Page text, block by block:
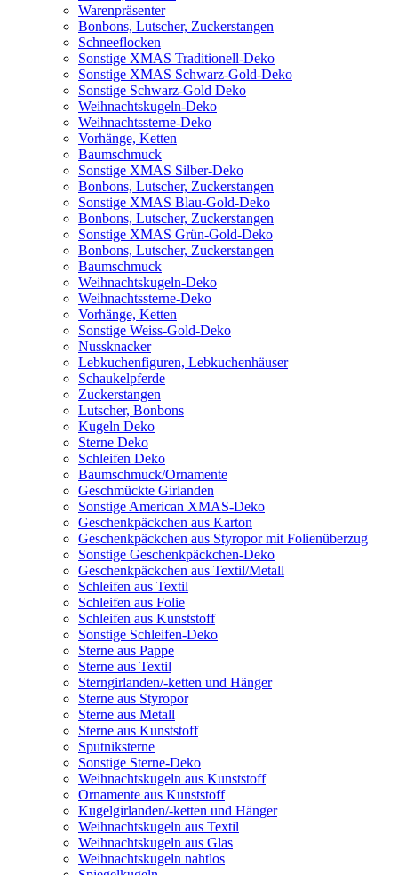
Warenpräsenter
Bonbons, Lutscher, Zuckerstangen
Schneeflocken
Sonstige XMAS Traditionell-Deko
Sonstige XMAS Schwarz-Gold-Deko
Sonstige Schwarz-Gold Deko
Weihnachtskugeln-Deko
Weihnachtssterne-Deko
Vorhänge, Ketten
Baumschmuck
Sonstige XMAS Silber-Deko
Bonbons, Lutscher, Zuckerstangen
Sonstige XMAS Blau-Gold-Deko
Bonbons, Lutscher, Zuckerstangen
Sonstige XMAS Grün-Gold-Deko
Bonbons, Lutscher, Zuckerstangen
Baumschmuck
Weihnachtskugeln-Deko
Weihnachtssterne-Deko
Vorhänge, Ketten
Sonstige Weiss-Gold-Deko
Nussknacker
Lebkuchenfiguren, Lebkuchenhäuser
Schaukelpferde
Zuckerstangen
Lutscher, Bonbons
Kugeln Deko
Sterne Deko
Schleifen Deko
Baumschmuck/Ornamente
Geschmückte Girlanden
Sonstige American XMAS-Deko
Geschenkpäckchen aus Karton
Geschenkpäckchen aus Styropor mit Folienüberzug
Sonstige Geschenkpäckchen-Deko
Geschenkpäckchen aus Textil/Metall
Schleifen aus Textil
Schleifen aus Folie
Schleifen aus Kunststoff
Sonstige Schleifen-Deko
Sterne aus Pappe
Sterne aus Textil
Sterngirlanden/-ketten und Hänger
Sterne aus Styropor
Sterne aus Metall
Sterne aus Kunststoff
Sputniksterne
Sonstige Sterne-Deko
Weihnachtskugeln aus Kunststoff
Ornamente aus Kunststoff
Kugelgirlanden/-ketten und Hänger
Weihnachtskugeln aus Textil
Weihnachtskugeln aus Glas
Weihnachtskugeln nahtlos